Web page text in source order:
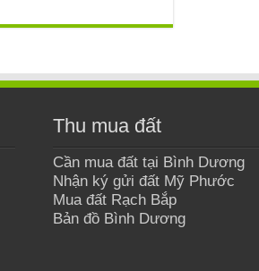
Thu mua đất
Cần mua đất tại Bình Dương
Nhận ký gửi đất Mỹ Phước
Mua đất Rạch Bắp
Bản đồ Bình Dương